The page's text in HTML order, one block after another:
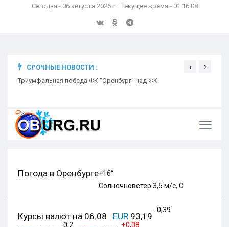
Сегодня - 06 августа 2026 г. Текущее время - 01:16:09
СРОЧНЫЕ НОВОСТИ :
Триумфальная победа ФК "Оренбург" над ФК
‹ ›
Погода в Оренбурге+16°
Солнечноветер 3,5 м/с, С
Курсы валют на 06.08 EUR 93,19
-0,39